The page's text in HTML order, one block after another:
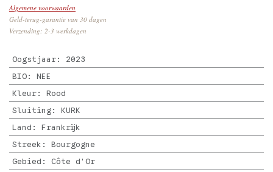
Algemene voorwaarden
Geld-terug-garantie van 30 dagen
Verzending: 2-3 werkdagen
Oogstjaar: 2023
BIO: NEE
Kleur: Rood
Sluiting: KURK
Land : Frankrijk
Streek : Bourgogne
Gebied : Côte d'Or